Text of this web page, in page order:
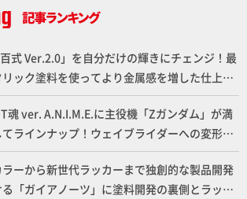
百式 Ver.2.0」を自分だけの輝きにチェンジ！最
ック塗料を使ってより金属感を増した仕上が
試し読み】
魂 ver. A.N.I.M.E.に主役機「Zガンダム」が満
ラインナップ！ウェイブライダーへの変形、
りのプロポーションを再現【機動戦士Zガン
ーから新世代ラッカーまで独創的な製品開発
「ガイアノーツ」に塗料開発の裏側とラッカ